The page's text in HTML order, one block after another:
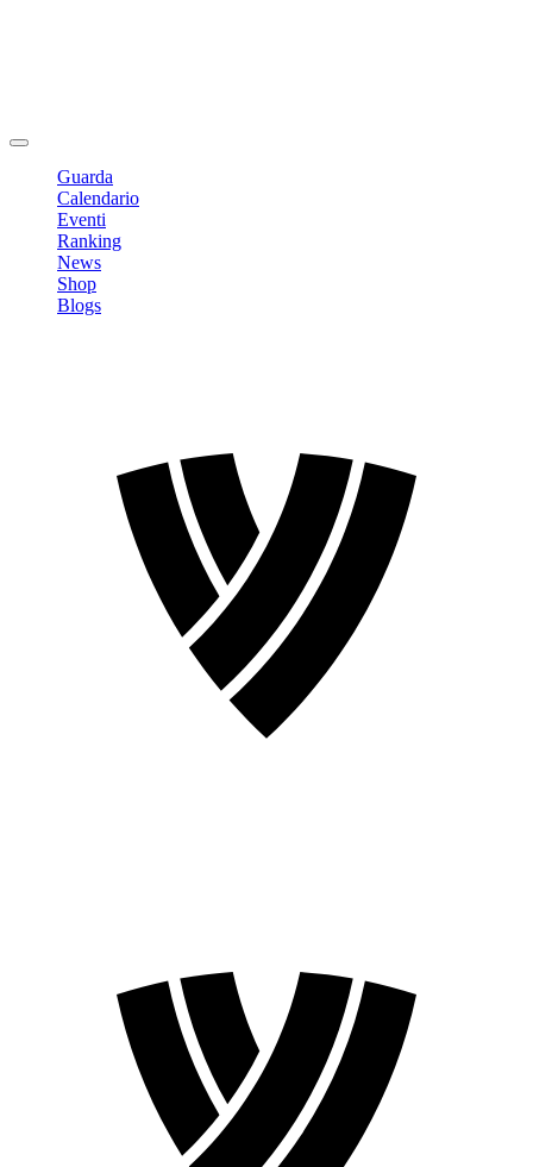
Guarda
Calendario
Eventi
Ranking
News
Shop
Blogs